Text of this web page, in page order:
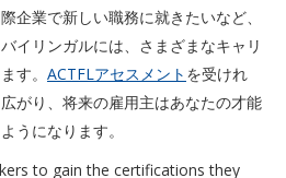
企業で新しい職務に就きたいなど、
イリンガルには、さまざまなキャリ
す。 ACTFLアセスメント を受けれ
がり、将来の雇用主はあなたの才能
うになります。
to gain the certifications they